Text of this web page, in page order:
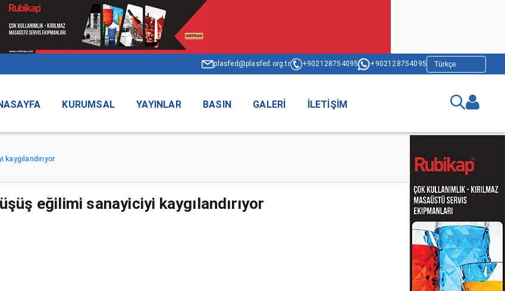
plasfed@plasfed.org.tr +902128754095 +902128754095
KURUMSAL YAYINLAR BASIN GALERI İLETIŞIM
eğilimi sanayiciyi kaygılandırıyor